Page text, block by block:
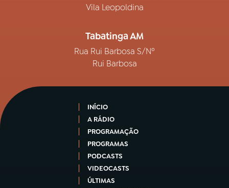
Vila Leopoldina
Tabatinga AM
Rua Rui Barbosa S/Nº
Rui Barbosa
INÍCIO
A RÁDIO
PROGRAMAÇÃO
PROGRAMAS
PODCASTS
VIDEOCASTS
ÚLTIMAS